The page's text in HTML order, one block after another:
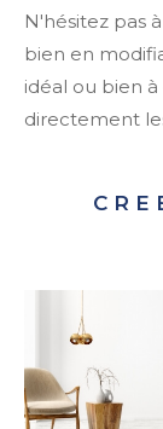
N'hésitez pas
bien en
idéal ou bien
directement